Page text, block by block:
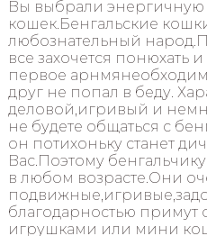
Вы выбрали
кошек.Бенгальские
любознательный
все захочется понюхать
первое
друг не попал в беду.
деловой,игривый и
не будете общаться с
он потихоньку станет
Вас.Поэтому
в любом возрасте.Они
благодарностью примут
игрушками или мини